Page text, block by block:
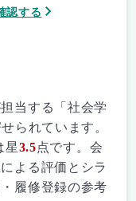
認する
当する「社会学
られています。
星3.5点です。会
よる評価とシラ
履修登録の参考